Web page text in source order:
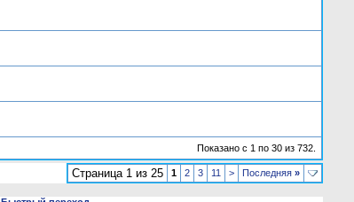
Показано с 1 по 30 из 732.
Страница 1 из 25 1 2 3 11 > Последняя »